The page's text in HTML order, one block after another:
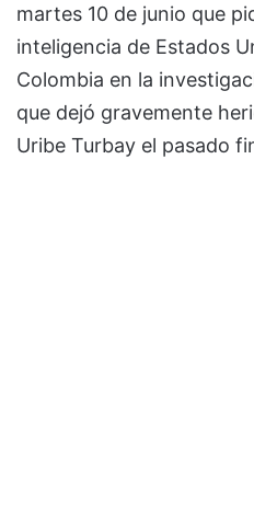
martes 10 de junio que
inteligencia de Estados
Colombia en la
que dejó gravemente
Uribe Turbay el pasado